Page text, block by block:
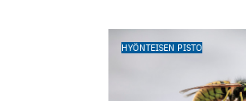
HYÖNTEISEN PISTO